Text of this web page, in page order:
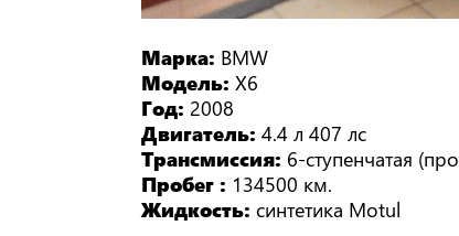
Марка: BMW
Модель:X6
Год: 2008
Двигатель:4.4 л 407 лc
Трансмиссия: 6-ступенчатая
Пробег : 134500 км.
Жидкость:синтетика Motul